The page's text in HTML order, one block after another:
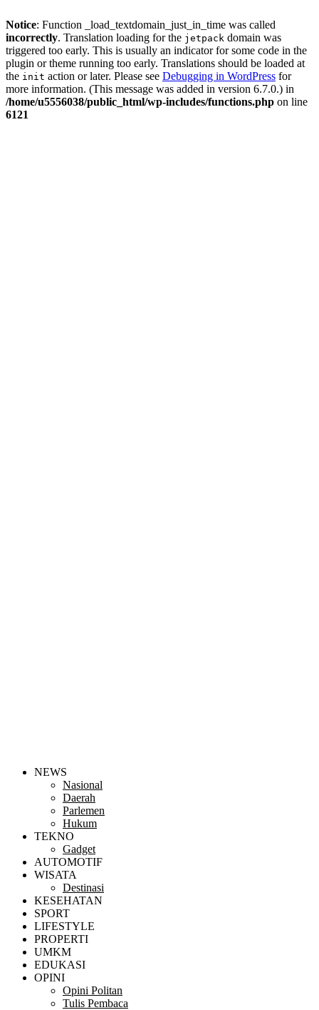
Notice: Function _load_textdomain_just_in_time was called
incorrectly. Translation loading for the jetpack domain was
triggered too early. This is usually an indicator for some code in the
plugin or theme running too early. Translations should be loaded at
the init action or later. Please see Debugging in WordPress for
more information. (This message was added in version 6.7.0.) in
/home/u5556038/public_html/wp-includes/functions.php on line
6121
NEWS
Nasional
Daerah
Parlemen
Hukum
TEKNO
Gadget
AUTOMOTIF
WISATA
Destinasi
KESEHATAN
SPORT
LIFESTYLE
PROPERTI
UMKM
EDUKASI
OPINI
Opini Politan
Tulis Pembaca